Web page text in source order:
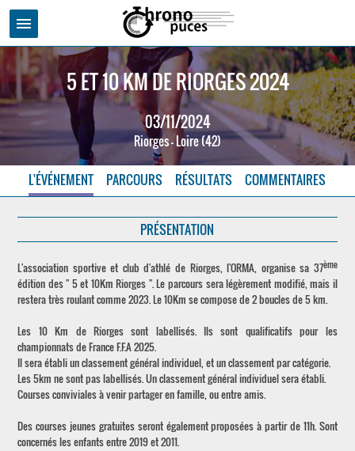
menu
5 ET 10 KM DE RIORGES 2024
03/11/2024
Riorges - Loire (42)
L'ÉVÉNEMENT PARCOURS RÉSULTATS COMMENTAIRES
PRÉSENTATION
L'association sportive et club d'athlé de Riorges, l'ORMA, organise sa 37ème
édition des " 5 et 10Km Riorges ". Le parcours sera légèrement modifié, mais il
restera très roulant comme 2023. Le 10Km se compose de 2 boucles de 5 km.
Les 10 Km de Riorges sont labellisés. Ils sont qualificatifs pour les
championnats de France F.F.A 2025.
Il sera établi un classement général individuel, et un classement par catégorie.
Les 5km ne sont pas labellisés. Un classement général individuel sera établi.
Courses conviviales à venir partager en famille, ou entre amis.
Des courses jeunes gratuites seront également proposées à partir de 11h. Sont
concernés les enfants entre 2019 et 2011.